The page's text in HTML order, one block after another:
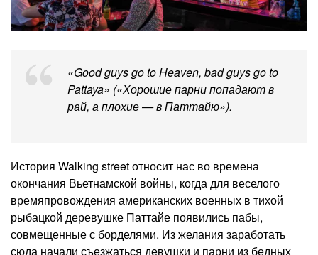
«Good guys go to Heaven, bad guys go to
Pattaya» («Хорошие парни попадают в
рай, а плохие — в Паттайю»).
История Walking street относит нас во времена
окончания Вьетнамской войны, когда для веселого
времяпровождения американских военных в тихой
рыбацкой деревушке Паттайе появились пабы,
совмещенные с борделями. Из желания заработать
сюда начали съезжаться девушки и парни из бедных